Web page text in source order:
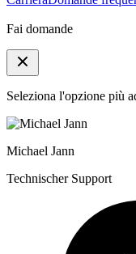
Fai domande
Seleziona l'opzione più
Michael Jann
Technischer Support